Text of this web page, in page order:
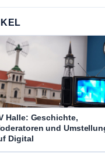
Halle: Geschichte,
und
Digital